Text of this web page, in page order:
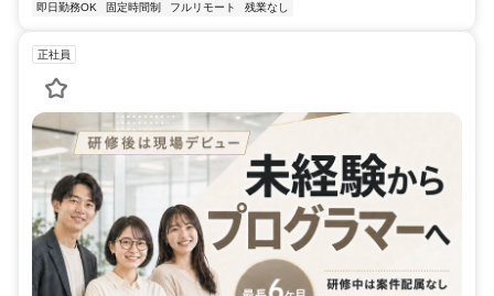
即日勤務OK 固定時間制 フルリモート 残業なし
正社員